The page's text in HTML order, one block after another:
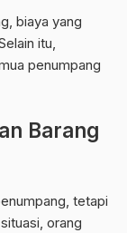
biaya yang
itu,
penumpang
Barang
tetapi
orang